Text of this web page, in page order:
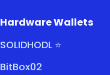
Hardware Wallets
SOLIDHODL ⭐
BitBox02